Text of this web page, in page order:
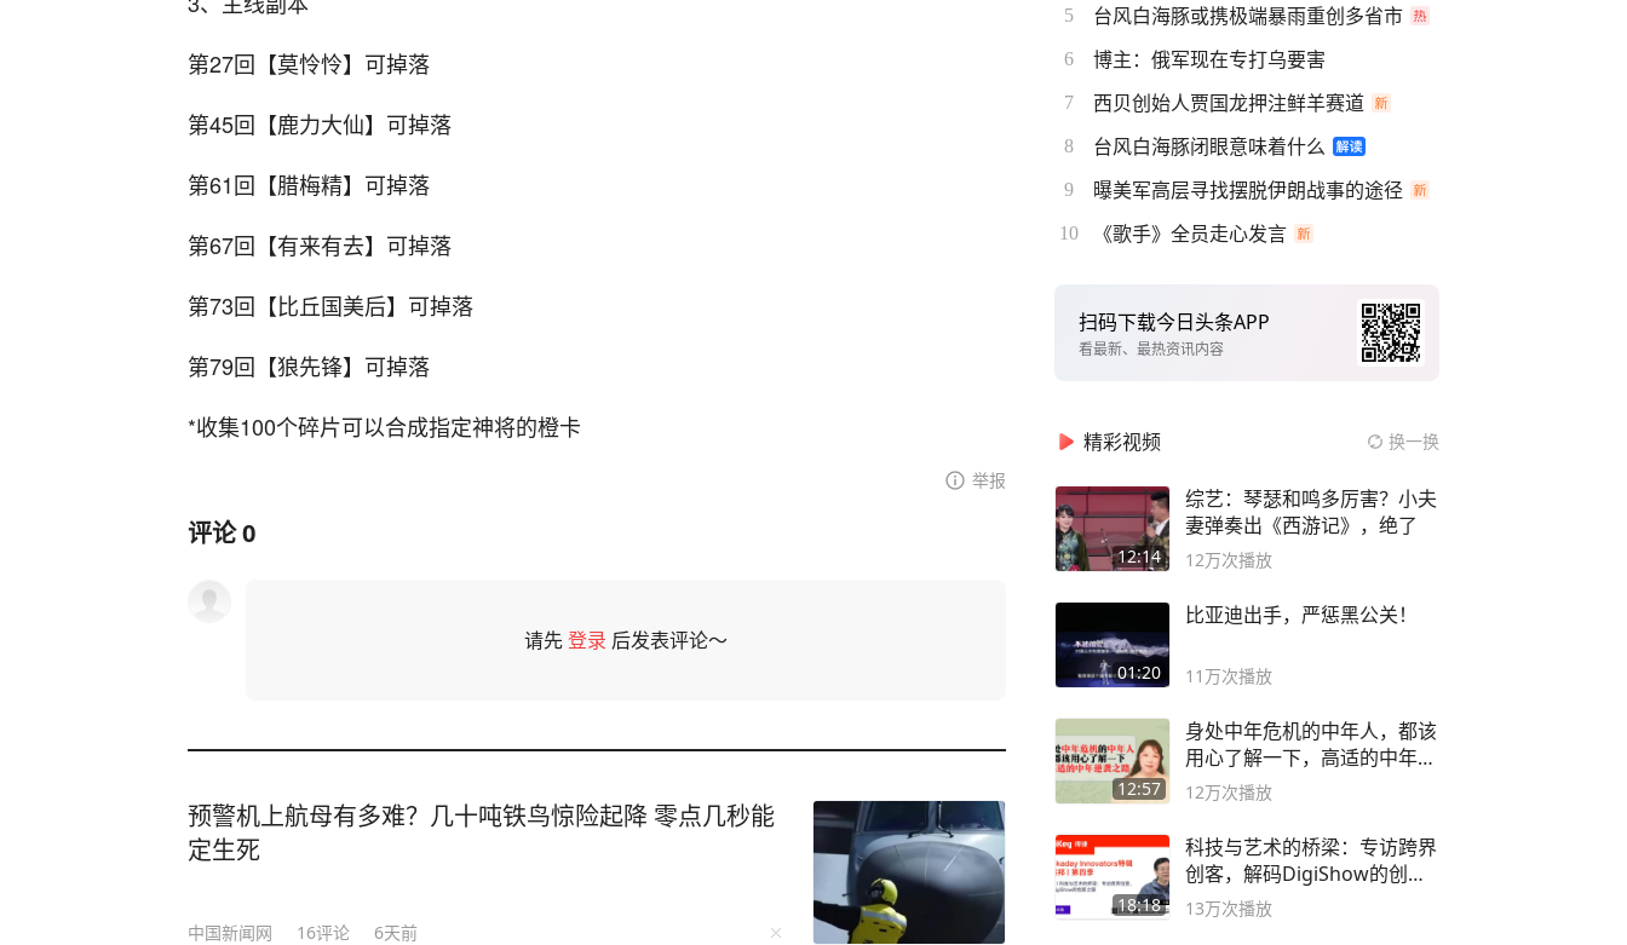
第27回【莫怜怜】可掉落
第45回【鹿力大仙】可掉落
第61回【腊梅精】可掉落
第67回【有来有去】可掉落
第73回【比丘国美后】可掉落
第79回【狼先锋】可掉落
*收集100个碎片可以合成指定神将的橙卡
举报
评论0
请先登录 后发表评论～
预警机上航母有多难？几十吨铁鸟惊险起降 零点几秒能
定生死
中国新闻网 16评论 6天前
5 台风白海豚或携极端暴雨重创多省市
6 博主：俄军现在专打乌要害
7 西贝创始人贾国龙押注鲜羊赛道
8 台风白海豚闭眼意味着什么
9 曝美军高层寻找摆脱伊朗战事的途径
10 《歌手》全员走心发言
扫码下载今日头条APP
看最新、最热资讯内容
精彩视频 换一换
12:14
综艺：琴瑟和鸣多厉害？小夫
妻弹奏出《西游记》，绝了
12万次播放
01:20
比亚迪出手，严惩黑公关！
11万次播放
12:57
身处中年危机的中年人，都该
用心了解一下，高适的中年逆
袭之路
12万次播放
18:18
科技与艺术的桥梁：专访跨界
创客，解码DigiShow的创新
之路
13万次播放